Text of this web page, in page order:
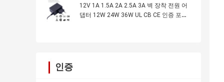
12V 1A 1.5A 2A 2.5A 3A 벽 장착 전원 어
댑터 12W 24W 36W UL CB CE 인증 포함,
인증